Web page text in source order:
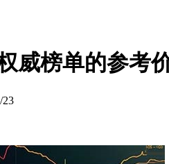
威榜单的参考
23